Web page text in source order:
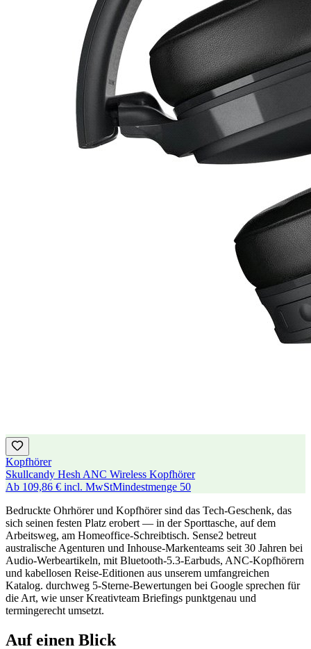
Kopfhörer
Skullcandy Hesh ANC Wireless Kopfhörer
Ab 109,86 € incl. MwStMindestmenge 50
Bedruckte Ohrhörer und Kopfhörer sind das Tech-Geschenk, das
sich seinen festen Platz erobert — in der Sporttasche, auf dem
Arbeitsweg, am Homeoffice-Schreibtisch. Sense2 betreut
australische Agenturen und Inhouse-Markenteams seit 30 Jahren bei
Audio-Werbeartikeln, mit Bluetooth-5.3-Earbuds, ANC-Kopfhörern
und kabellosen Reise-Editionen aus unserem umfangreichen
Katalog. durchweg 5-Sterne-Bewertungen bei Google sprechen für
die Art, wie unser Kreativteam Briefings punktgenau und
termingerecht umsetzt.
Auf einen Blick